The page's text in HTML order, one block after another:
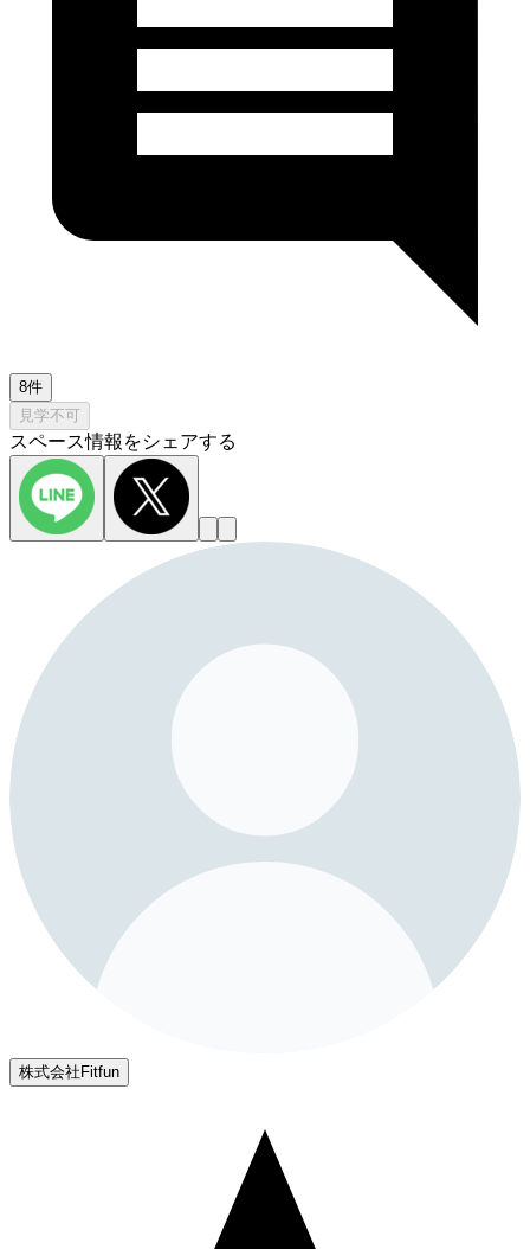
8件
見学不可
スペース情報をシェアする
株式会社Fitfun